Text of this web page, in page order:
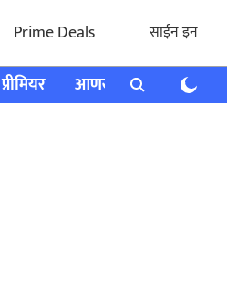
Prime Deals साईन इन
प्रीमियर आणखी राशी भविष्य